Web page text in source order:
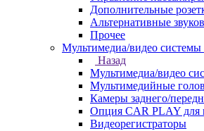
Дополнительные
Альтернативные
Прочее
Мультимедиа/видео системы
Назад
Мультимедиа/видео
Мультимедийные
Камеры заднего/
Опция CAR PLAY для
Видеорегистраторы